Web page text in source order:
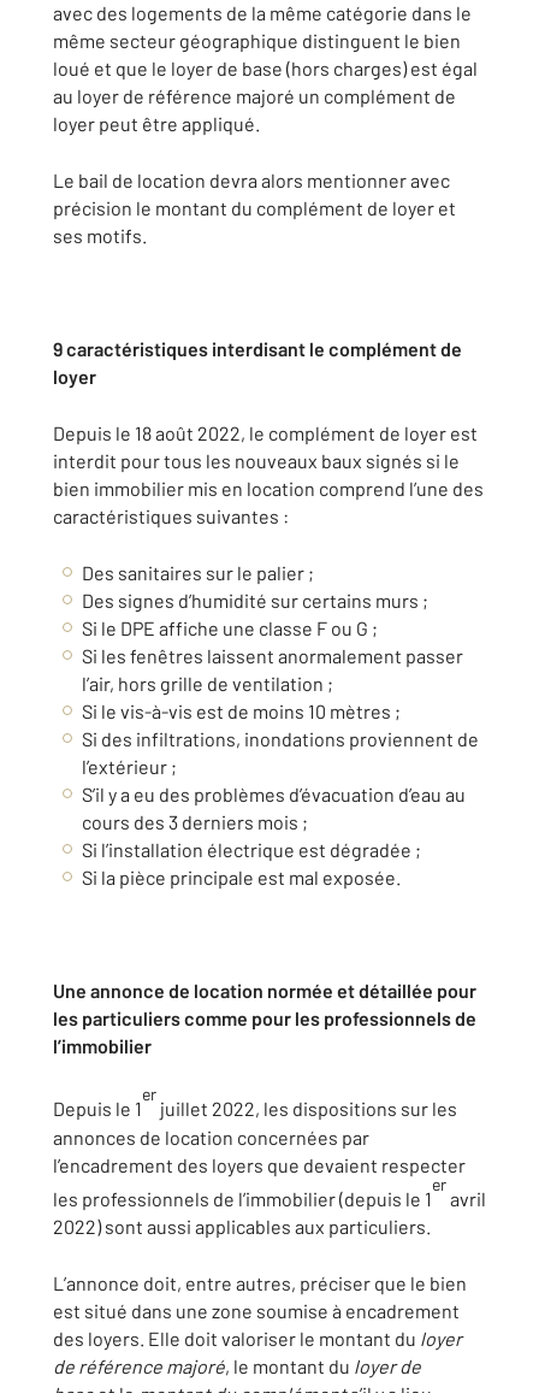
avec des logements de la même catégorie dans le
même secteur géographique distinguent le bien
loué et que le loyer de base (hors charges) est égal
au loyer de référence majoré un complément de
loyer peut être appliqué.
Le bail de location devra alors mentionner avec
précision le montant du complément de loyer et
ses motifs.
9 caractéristiques interdisant le complément de
loyer
Depuis le 18 août 2022, le complément de loyer est
interdit pour tous les nouveaux baux signés si le
bien immobilier mis en location comprend l’une des
caractéristiques suivantes :
Des sanitaires sur le palier ;
Des signes d’humidité sur certains murs ;
Si le DPE affiche une classe F ou G ;
Si les fenêtres laissent anormalement passer
l’air, hors grille de ventilation ;
Si le vis-à-vis est de moins 10 mètres ;
Si des infiltrations, inondations proviennent de
l’extérieur ;
S’il y a eu des problèmes d’évacuation d’eau au
cours des 3 derniers mois ;
Si l’installation électrique est dégradée ;
Si la pièce principale est mal exposée.
Une annonce de location normée et détaillée pour
les particuliers comme pour les professionnels de
l’immobilier
Depuis le 1
er
juillet 2022, les dispositions sur les
annonces de location concernées par
l’encadrement des loyers que devaient respecter
les professionnels de l’immobilier (depuis le 1
er
avril
2022) sont aussi applicables aux particuliers.
L’annonce doit, entre autres, préciser que le bien
est situé dans une zone soumise à encadrement
des loyers. Elle doit valoriser le montant du loyer
de référence majoré, le montant du loyer de